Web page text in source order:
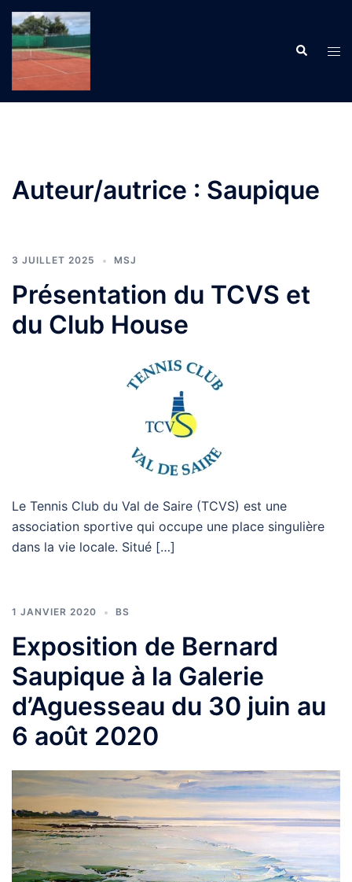
Aller
au
contenu
Auteur/autrice : Saupique
3 JUILLET 2025 MSJ
Présentation du TCVS et
du Club House
Le Tennis Club du Val de Saire (TCVS) est une
association sportive qui occupe une place singulière
dans la vie locale. Situé […]
1 JANVIER 2020 BS
Exposition de Bernard
Saupique à la Galerie
d’Aguesseau du 30 juin au
6 août 2020